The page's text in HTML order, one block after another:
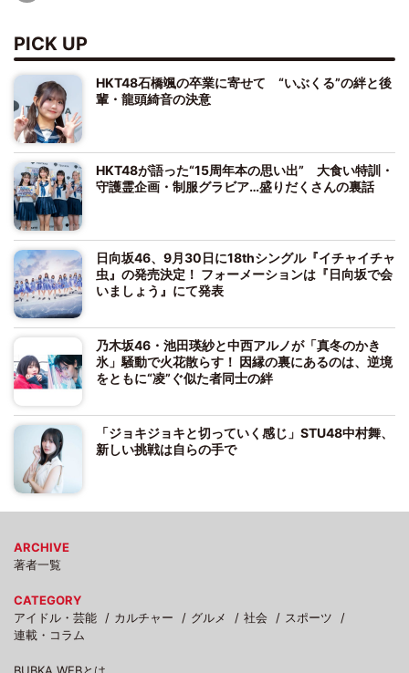
PICK UP
HKT48石橋颯の卒業に寄せて “いぶくる”の絆と後
輩・龍頭綺音の決意
HKT48が語った“15周年本の思い出” 大食い特訓・
守護霊企画・制服グラビア…盛りだくさんの裏話
日向坂46、9月30日に18thシングル『イチャイチャ
虫』の発売決定！ フォーメーションは『日向坂で会
いましょう』にて発表
乃木坂46・池田瑛紗と中西アルノが「真冬のかき
氷」騒動で火花散らす！ 因縁の裏にあるのは、逆境
をともに“凌”ぐ似た者同士の絆
「ジョキジョキと切っていく感じ」STU48中村舞、
新しい挑戦は自らの手で
ARCHIVE
著者一覧
CATEGORY
アイドル・芸能
カルチャー グルメ 社会
スポーツ
連載・コラム
BUBKA WEBとは